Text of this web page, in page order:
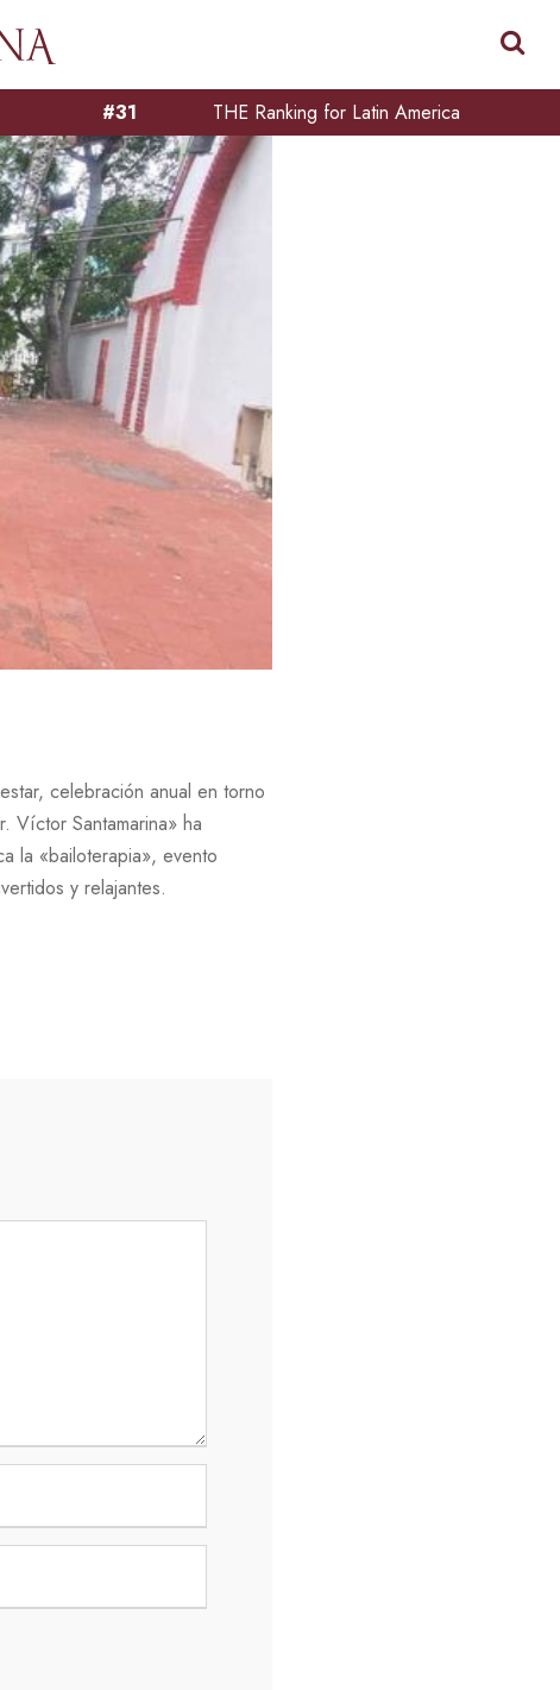
THE Ranking for Latin America
#31
celebración anual en torno
Víctor Santamarina» ha
la «bailoterapia», evento
y relajantes.